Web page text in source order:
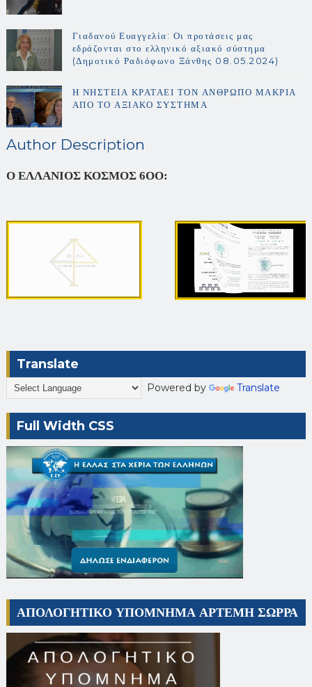
Γιαδανού Ευαγγελία: Οι προτάσεις μας
εδράζονται στο ελληνικό αξιακό σύστημα
(Δημοτικό Ραδιόφωνο Ξάνθης 08.05.2024)
Η ΝΗΣΤΕΙΑ ΚΡΑΤΑΕΙ ΤΟΝ ΑΝΘΡΩΠΟ ΜΑΚΡΙΑ
ΑΠΟ ΤΟ ΑΞΙΑΚΟ ΣΥΣΤΗΜΑ
Author Description
Ο ΕΛΛΑΝΙΟΣ ΚΟΣΜΟΣ 6ΟΟ:
Translate
Powered by Translate
Full Width CSS
ΑΠΟΛΟΓΗΤΙΚΟ ΥΠΟΜΝΗΜΑ ΑΡΤΕΜΗ ΣΩΡΡΑ